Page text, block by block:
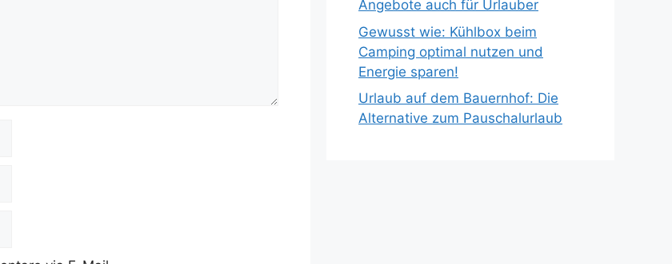
Angebote auch für Urlauber
Gewusst wie: Kühlbox beim
Camping optimal nutzen und
Energie sparen!
Urlaub auf dem Bauernhof: Die
Alternative zum Pauschalurlaub